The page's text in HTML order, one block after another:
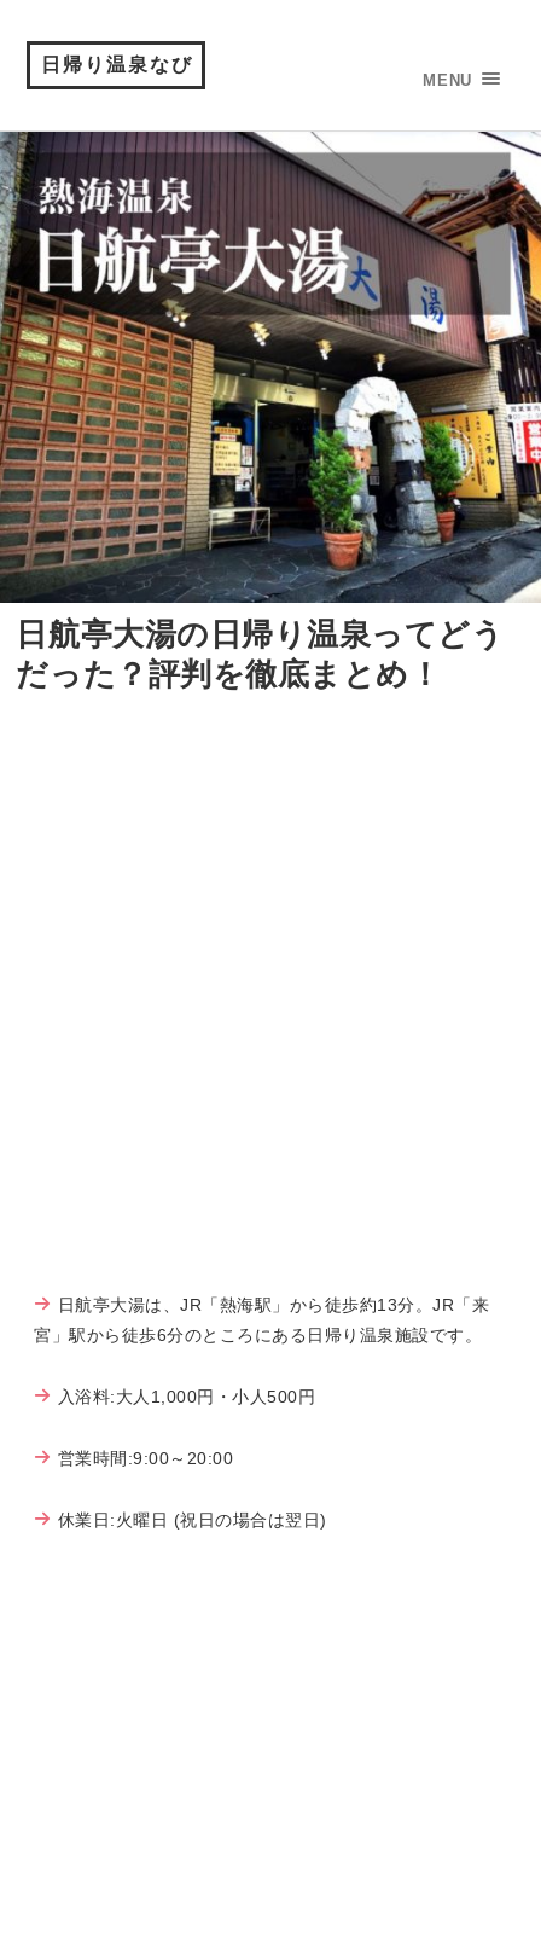
日帰り温泉なび
MENU
日航亭大湯の日帰り温泉ってどう
だった？評判を徹底まとめ！
日航亭大湯は、JR「熱海駅」から徒歩約13分。JR「来
宮」駅から徒歩6分のところにある日帰り温泉施設です。
入浴料:大人1,000円・小人500円
営業時間:9:00～20:00
休業日:火曜日 (祝日の場合は翌日)